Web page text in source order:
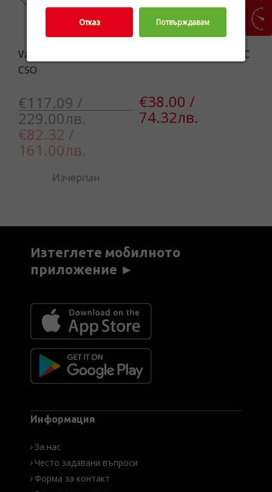
Valentino VBS8PA09 991
CSO
€117.09 /
229.00лв.
€82.32 /
161.00лв.
Изчерпан
Pilgrim 822412002 BRAC
€38.00 /
74.32лв.
Изтеглете мобилното
приложение ►
Информация
За нас
Често задавани въпроси
Форма за контакт
Отказ Потвърждавам